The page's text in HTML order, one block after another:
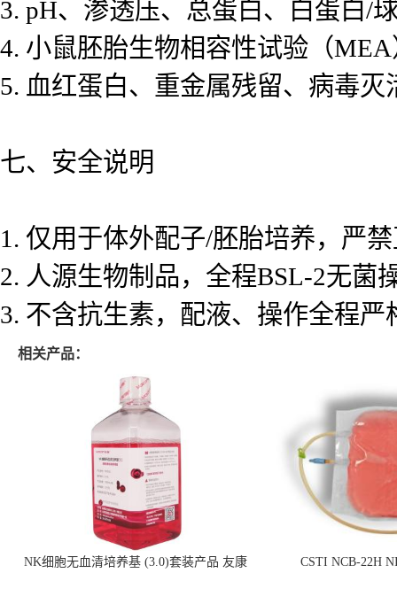
3. pH、渗透压、总蛋白、白蛋白/
4. 小鼠胚胎生物相容性试验（
5. 血红蛋白、重金属残留、病毒灭
七、安全说明
1. 仅用于体外配子/胚胎培养，严
2. 人源生物制品，全程BSL-2无菌
3. 不含抗生素，配液、操作全程
相关产品：
NK细胞无血清培养基 (3.0)套装产品 友康
CSTI NCB-22H